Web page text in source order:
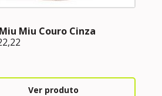
Miu Couro Cinza
Ver produto